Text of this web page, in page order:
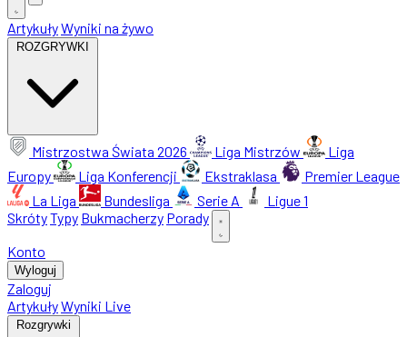
ArtykułyWyniki na żywo
ROZGRYWKI
Mistrzostwa Świata 2026 Liga Mistrzów
Liga
Europy
Liga Konferencji Ekstraklasa
Premier League
La Liga
Bundesliga Serie A
Ligue 1
SkrótyTypy Bukmacherzy Porady
Konto
Wyloguj
Zaloguj
ArtykułyWyniki Live
Rozgrywki